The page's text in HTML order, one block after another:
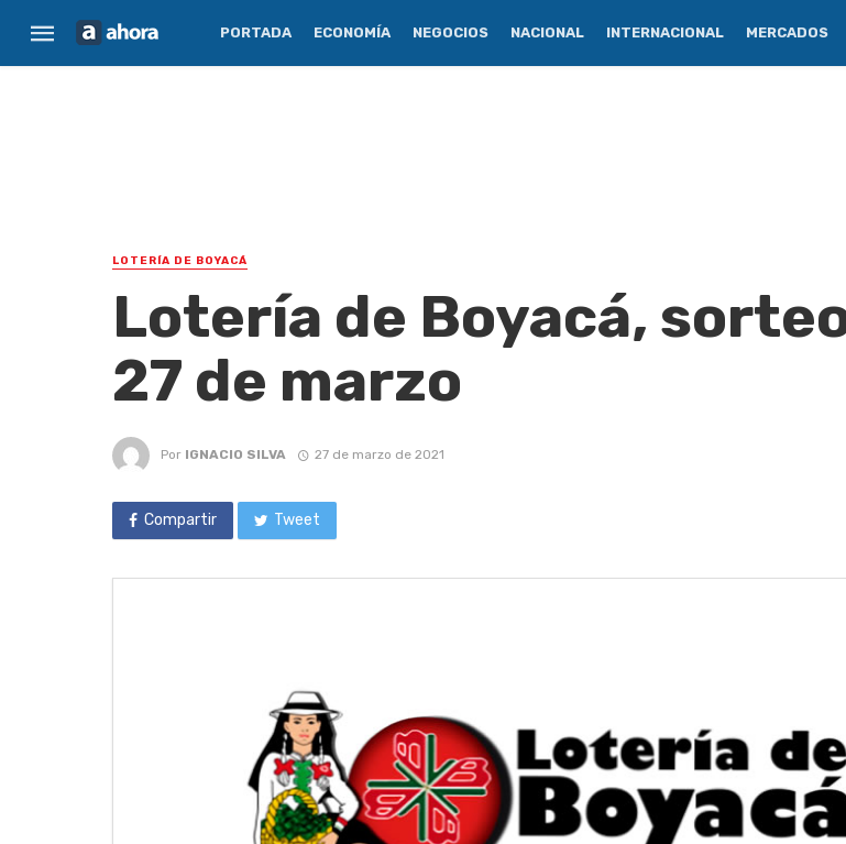
PORTADA ECONOMÍA NEGOCIOS NACIONAL INTERNACIONAL MERCADOS
LOTERÍA DE BOYACÁ
Lotería de Boyacá,
27 de marzo
Por IGNACIO SILVA 27 de marzo de 2021
Compartir Tweet